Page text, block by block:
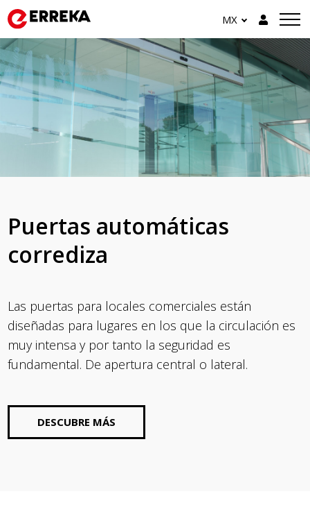
MX
Puertas automáticas
corrediza
Las puertas para locales comerciales están
diseñadas para lugares en los que la circulación es
muy intensa y por tanto la seguridad es
fundamental. De apertura central o lateral.
DESCUBRE MÁS